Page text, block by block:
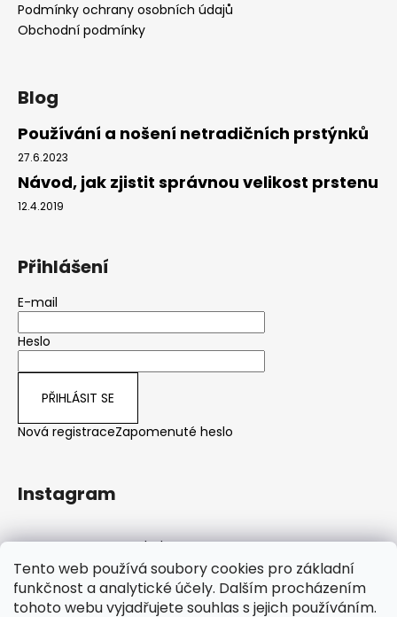
Tento web používá soubory cookies pro základní
funkčnost a analytické účely. Dalším procházením
tohoto webu vyjadřujete souhlas s jejich používáním.
Podmínky ochrany osobních údajů
Obchodní podmínky
Blog
Používání a nošení netradičních prstýnků
27.6.2023
Návod, jak zjistit správnou velikost prstenu
12.4.2019
Přihlášení
E-mail
Heslo
PŘIHLÁSIT SE
Nová registraceZapomenuté heslo
Instagram
Sledovat na Instagramu